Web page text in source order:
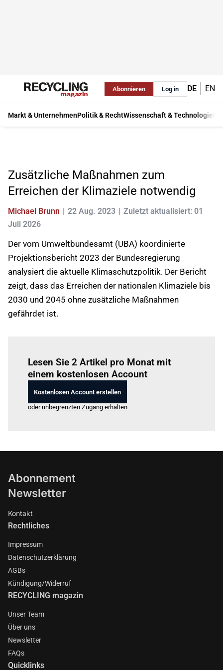
Abonnieren Log in DE EN
Markt & UnternehmenPolitik & RechtWissenschaft & Technologie
Zusätzliche Maßnahmen zum
Erreichen der Klimaziele notwendig
Michael Brunn 22 Aug. 2023
Zuletzt aktualisiert: 01
Juli 2026
Der vom Umweltbundesamt (UBA) koordinierte
Projektionsbericht 2023 der Bundesregierung
analysiert die aktuelle Klimaschutzpolitik. Der Bericht
zeigt, dass das Erreichen der nationalen Klimaziele bis
2030 und 2045 ohne zusätzliche Maßnahmen
gefährdet ist.
Lesen Sie 2 Artikel pro Monat mit
einem kostenlosen Account
Kostenlosen Account erstellen
oder unbegrenzten Zugang erhalten
Abonnement
Newsletter
Kontakt
Rechtliches
Impressum
Datenschutzerklärung
AGBs
Kündigung/Widerruf
RECYCLING magazin
Unser Team
Über uns
Newsletter
FAQs
Quicklinks